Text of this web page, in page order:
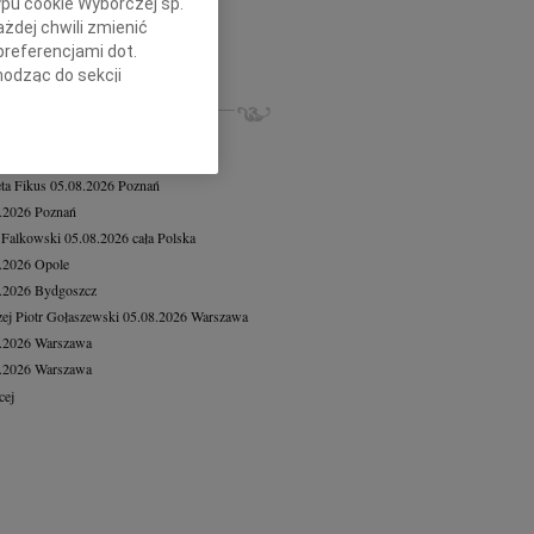
Popowska 28.07.2026Poznań
smutkiem i żalem przyjęliśmy...
Fikus 05.08.2026Poznań
Poznań
05.08.2026cała Polska
Opole
Bydgoszcz
Piotr Gołaszewski 05.08.2026Warszawa
Warszawa
Warszawa
chwili zmienić
dot.
do sekcji
przeglądarki.
identyfikacji.
pomiar reklam i